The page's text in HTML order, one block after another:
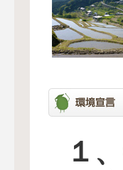
１、